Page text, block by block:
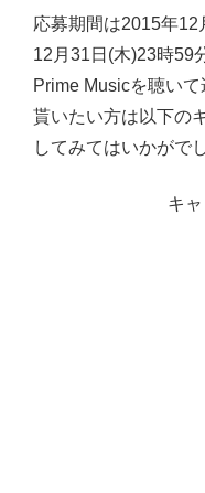
応募期間は2015年
12月31日(木)23時59
Prime Musicを聴い
貰いたい方は以下の
してみてはいかがで
キ